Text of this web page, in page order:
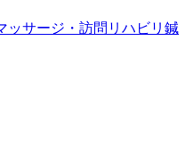
ッサージ・訪問リハビリ鍼